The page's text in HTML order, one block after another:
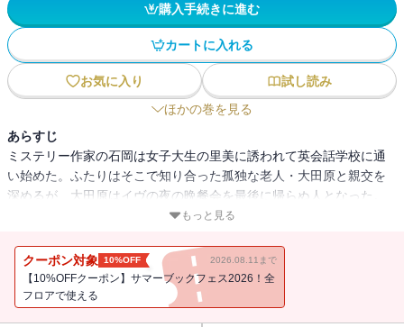
購入手続きに進む
カートに入れる
お気に入り
試し読み
ほかの巻を見る
あらすじ
ミステリー作家の石岡は女子大生の里美に誘われて英会話学校に通
い始めた。ふたりはそこで知り合った孤独な老人・大田原と親交を
深めるが、大田原はイヴの夜の晩餐会を最後に帰らぬ人となった。
老人はなぜ、「神を見た！」と叫んだのか。御手洗が見抜いた真相
篇。
もっと見る
クーポン対象 10%OFF 2026.08.11まで
【10%OFFクーポン】サマーブックフェス2026！全
フロアで使える